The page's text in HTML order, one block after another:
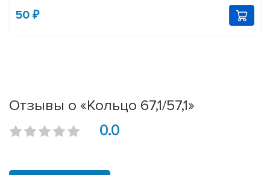
50 ₽
Отзывы о «Кольцо 67,1/57,1»
0.0